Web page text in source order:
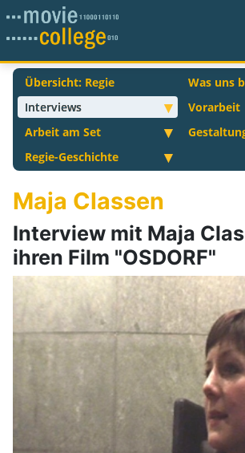
Übersicht: Regie
Was uns
Interviews
Vorarbeit
Arbeit am Set
Regie-Geschichte
Maja Classen
Interview mit Maja
ihren Film "OSDORF"